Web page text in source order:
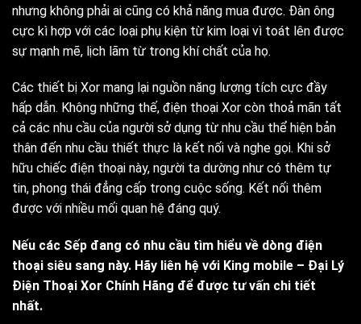
nhưng không phải ai cũng có khả năng mua được. Đàn ông
cực kì hợp với các loại phụ kiện từ kim loại vì toát lên được
sự mạnh mẽ, lịch lãm từ trong khí chất của họ.
Các thiết bị Xor mang lại nguồn năng lượng tích cực đầy
hấp dẫn. Không những thế, điện thoại Xor còn thoả mãn tất
cả các nhu cầu của người sở dụng từ nhu cầu thể hiện bản
thân đến nhu cầu thiết thực là kết nối và nghe gọi. Khi sở
hữu chiếc điện thoại này, người ta dường như có thêm tự
tin, phong thái đẳng cấp trong cuộc sống. Kết nối thêm
được với nhiều mối quan hệ đáng quý.
Nếu các Sếp đang có nhu cầu tìm hiểu về dòng điện
thoại siêu sang này. Hãy liên hệ với King mobile – Đại Lý
Điện Thoại Xor Chính Hãng để được tư vấn chi tiết
nhất.